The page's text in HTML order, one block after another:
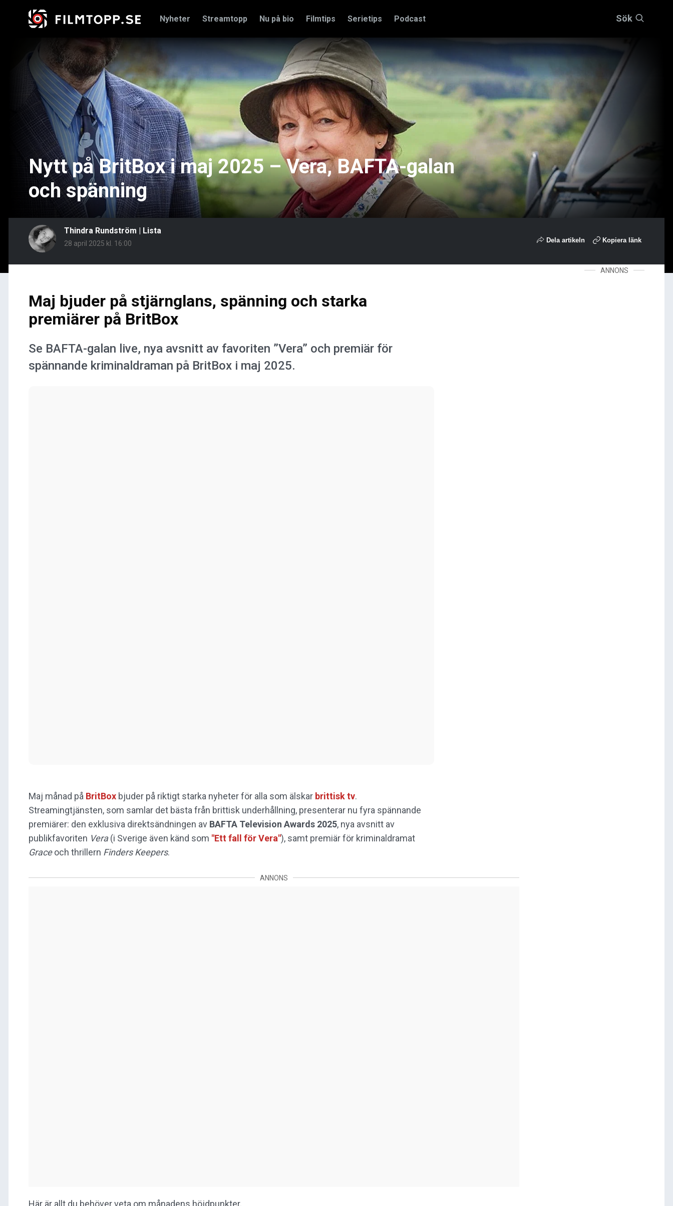
Nyheter Streamtopp Nu på bio Filmtips Serietips Podcast Sök
Nytt på BritBox i maj 2025 – Vera, BAFTA-galan
och spänning
Thindra Rundström | Lista
28 april 2025 kl. 16:00 Dela artikeln Kopiera länk
Maj bjuder på stjärnglans, spänning och starka
premiärer på BritBox
Se BAFTA-galan live, nya avsnitt av favoriten ”Vera” och premiär för
spännande kriminaldraman på BritBox i maj 2025.
Maj månad på BritBox bjuder på riktigt starka nyheter för alla som älskar brittisk tv.
Streamingtjänsten, som samlar det bästa från brittisk underhållning, presenterar nu fyra spännande
premiärer: den exklusiva direktsändningen av BAFTA Television Awards 2025, nya avsnitt av
publikfavoriten Vera(i Sverige även känd som "Ett fall för Vera"), samt premiär för kriminaldramat
Graceoch thrillern Finders Keepers.
ANNONS
Här är allt du behöver veta om månadens höjdpunkter.
ANNONS